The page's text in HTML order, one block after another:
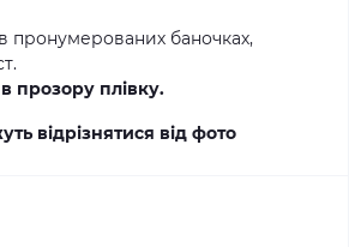
пронумерованих баночках,
прозору плівку.
відрізнятися від фото